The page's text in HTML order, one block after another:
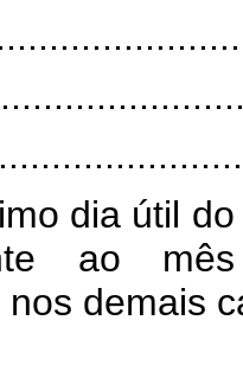
dia útil do
ao
demais